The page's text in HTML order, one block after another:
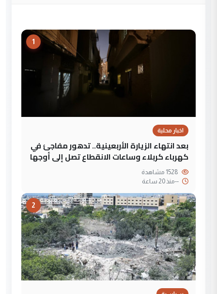
1
اخبار محلية
بعد انتهاء الزيارة الأربعينية.. تدهور مفاجئ في
كهرباء كربلاء وساعات الانقطاع تصل إلى أوجها
--منذ 20 ساعة
2